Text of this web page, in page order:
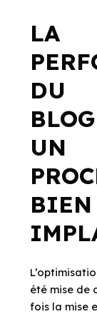
LA
DU
UN
BIEN
été mise de
fois la mise